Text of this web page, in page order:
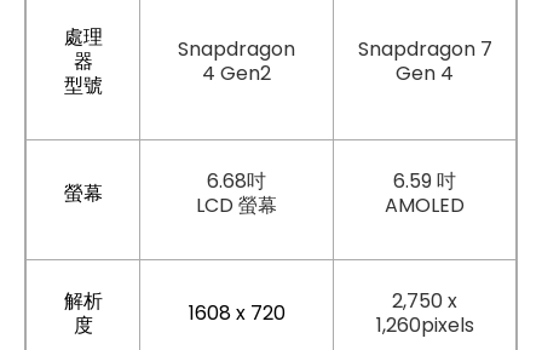
處理
器
型號
Snapdragon
4 Gen2
Snapdragon 7
Gen 4
螢幕
6.68吋
LCD 螢幕
6.59 吋
AMOLED
解析
度
1608 x 720
2,750 x
1,260pixels